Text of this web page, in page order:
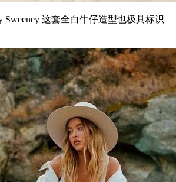
这套全白牛仔造型也极具标识